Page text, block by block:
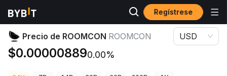
Regístrese
Precios de Criptomonedas Precio de ROOMCON ROOMCON
Precio de ROOMCON ROOMCON
$0.000008890.00%
USD